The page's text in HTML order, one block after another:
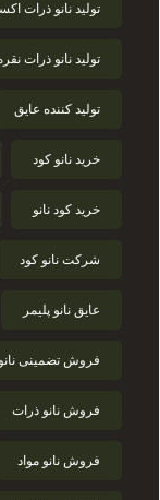
تولید نانو ذرات
تولید نانو ذرات
تولید کننده عایق
خرید نانو کود
خرید کود نانو
شرکت نانو کود
عایق نانو پلیمر
فروش تضمینی نانو
فروش نانو ذرات
فروش نانو مواد